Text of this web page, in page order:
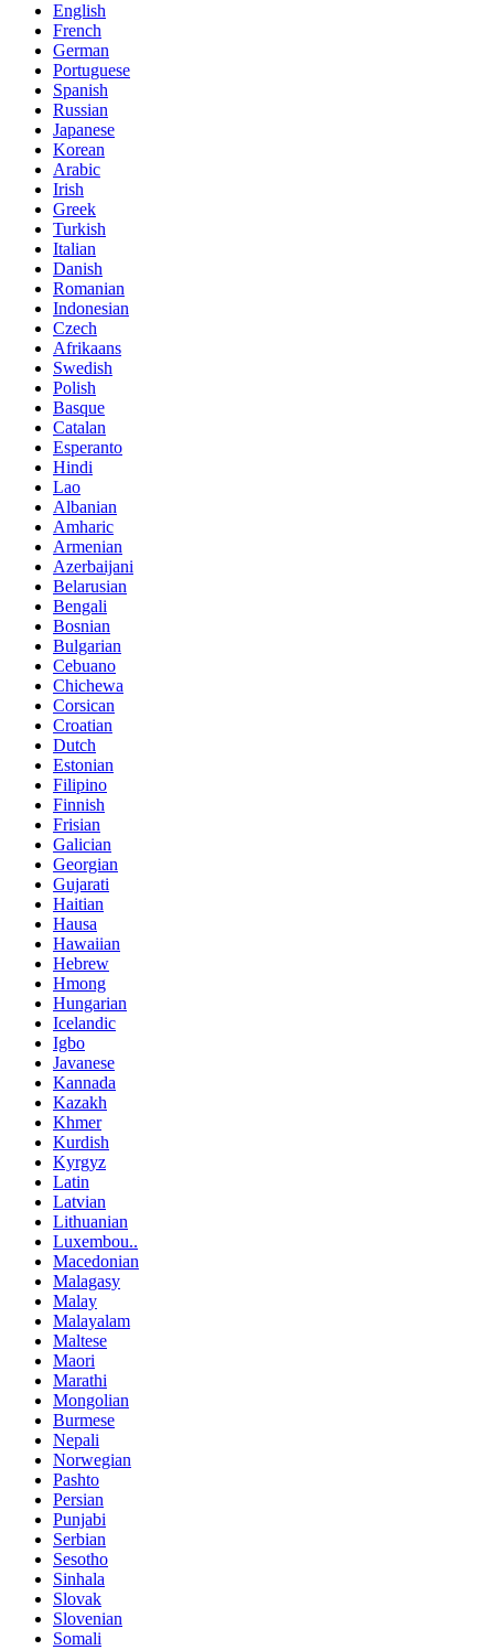
English
French
German
Portuguese
Spanish
Russian
Japanese
Korean
Arabic
Irish
Greek
Turkish
Italian
Danish
Romanian
Indonesian
Czech
Afrikaans
Swedish
Polish
Basque
Catalan
Esperanto
Hindi
Lao
Albanian
Amharic
Armenian
Azerbaijani
Belarusian
Bengali
Bosnian
Bulgarian
Cebuano
Chichewa
Corsican
Croatian
Dutch
Estonian
Filipino
Finnish
Frisian
Galician
Georgian
Gujarati
Haitian
Hausa
Hawaiian
Hebrew
Hmong
Hungarian
Icelandic
Igbo
Javanese
Kannada
Kazakh
Khmer
Kurdish
Kyrgyz
Latin
Latvian
Lithuanian
Luxembou..
Macedonian
Malagasy
Malay
Malayalam
Maltese
Maori
Marathi
Mongolian
Burmese
Nepali
Norwegian
Pashto
Persian
Punjabi
Serbian
Sesotho
Sinhala
Slovak
Slovenian
Somali